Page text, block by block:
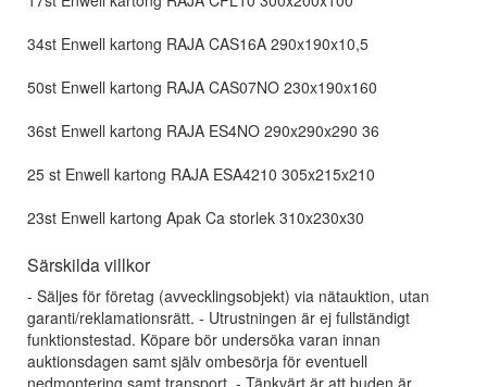
34st Enwell kartong RAJA CAS16A 290x190x10,5
50st Enwell kartong RAJA CAS07NO 230x190x160
36st Enwell kartong RAJA ES4NO 290x290x290 36
25 st Enwell kartong RAJA ESA4210 305x215x210
23st Enwell kartong Apak Ca storlek 310x230x30
Särskilda villkor
- Säljes för företag (avvecklingsobjekt) via nätauktion, utan
garanti/reklamationsrätt. - Utrustningen är ej fullständigt
funktionstestad. Köpare bör undersöka varan innan
auktionsdagen samt själv ombesörja för eventuell
nedmontering samt transport. - Tänkvärt är att buden är